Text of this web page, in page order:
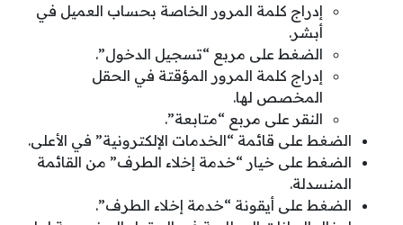
إدراج كلمة المرور الخاصة بحساب العميل في
أبشر.
الضغط على مربع “تسجيل الدخول”.
إدراج كلمة المرور المؤقتة في الحقل
المخصص لها.
النقر على مربع “متابعة”.
الضغط على قائمة “الخدمات الإلكترونية” في الأعلى.
الضغط على خيار “خدمة إخلاء الطرف” من القائمة
المنسدلة.
الضغط على أيقونة “خدمة إخلاء الطرف”.